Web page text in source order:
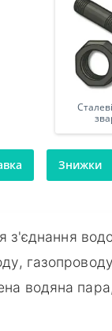
Знижки
водяна